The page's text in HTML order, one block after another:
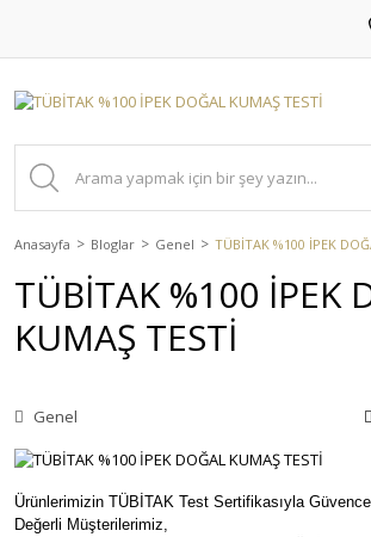
Anasayfa Bloglar Genel TÜBİTAK %100 İPEK
TÜBİTAK %100 İPEK
KUMAŞ TESTİ
Genel
Ürünlerimizin TÜBİTAK Test Sertifikasıyla
Değerli Müşterilerimiz,